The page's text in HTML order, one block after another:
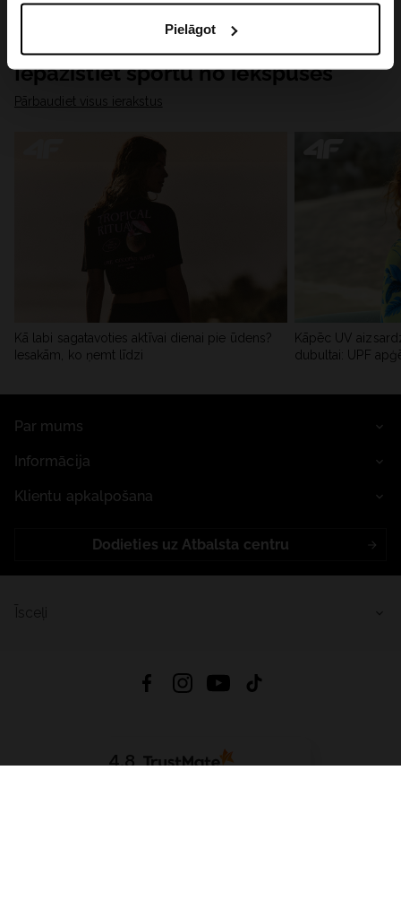
saturu un uzlabotu mūsu partneru piedāvātos risinajumus
( piem. socialos tīklus). Detalizētu informāciju var atrast
mūsu Privātuma politikā un sadaļā "Detaļas".
Pielāgot
Iepazīstiet sportu no iekšpuses
Pārbaudiet visus ierakstus
Kā labi sagatavoties aktīvai dienai pie ūdens?
Iesakām, ko ņemt līdzi
Kāpēc UV
dubultai: UPF
Par mums
Informācija
Klientu apkalpošana
Dodieties uz Atbalsta centru
4.8